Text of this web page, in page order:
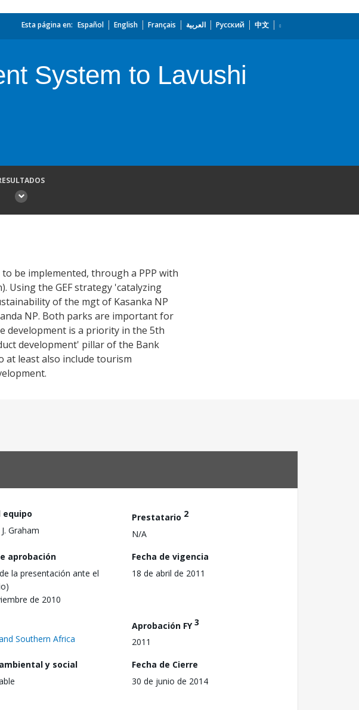
Esta página en: Español English Français العربية Русский 中文
System to Lavushi
be implemented, through a PPP with
Using the GEF strategy 'catalyzing
of the mgt of Kasanka NP
NP. Both parks are important for
development is a priority in the 5th
development' pillar of the Bank
at least also include tourism
equipo
Graham
Prestatario 2
N/A
aprobación
la presentación ante el
de 2010
Fecha de vigencia
18 de abril de 2011
Southern Africa
Aprobación FY3
2011
y social
Fecha de Cierre
30 de junio de 2014